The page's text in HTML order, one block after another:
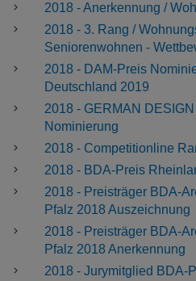
2018 - Anerkennung /
2018 - 3. Rang /
Seniorenwohnen -
2018 - DAM-Preis
Deutschland 2019
2018 - GERMAN
Nominierung
2018 - Competitionline
2018 - BDA-Preis
2018 - Preisträger BDA-
Pfalz 2018 Auszeichnung
2018 - Preisträger BDA-
Pfalz 2018 Anerkennung
2018 - Jurymitglied BDA-